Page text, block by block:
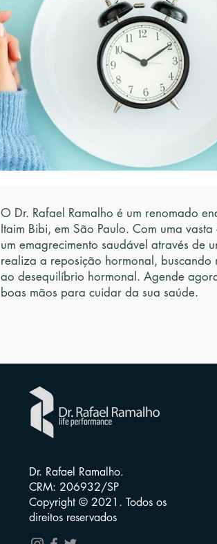
O Dr. Rafael Ramalho é um renomado
Itaim Bibi, em São Paulo. Com uma
um emagrecimento saudável através de
realiza a reposição hormonal,
ao desequilíbrio hormonal. Agende
boas mãos para cuidar da sua saúde.
Dr. Rafael Ramalho.
CRM: 206932/SP
Copyright © 2021. Todos os
direitos reservados